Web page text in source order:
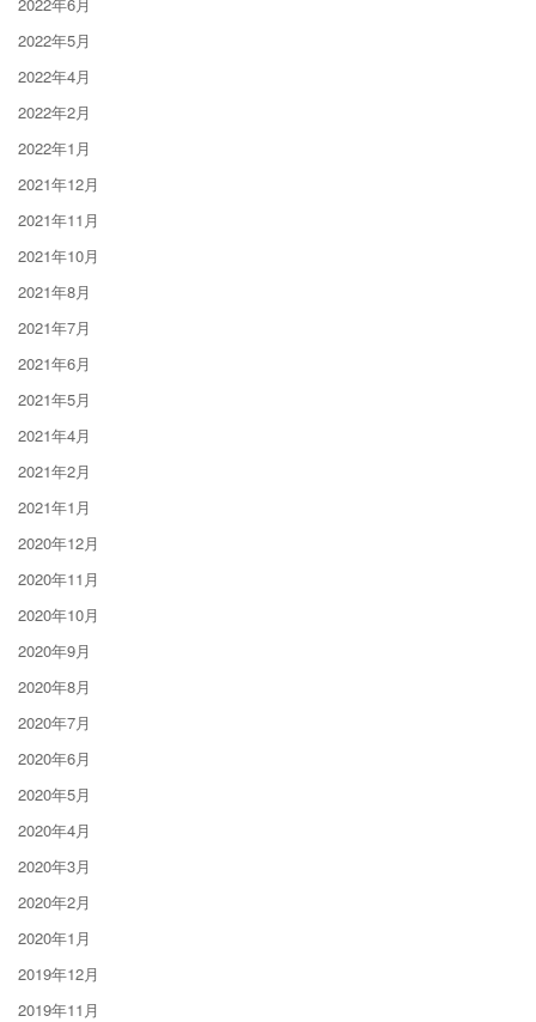
2022年5月
2022年4月
2022年2月
2022年1月
2021年12月
2021年11月
2021年10月
2021年8月
2021年7月
2021年6月
2021年5月
2021年4月
2021年2月
2021年1月
2020年12月
2020年11月
2020年10月
2020年9月
2020年8月
2020年7月
2020年6月
2020年5月
2020年4月
2020年3月
2020年2月
2020年1月
2019年12月
2019年11月